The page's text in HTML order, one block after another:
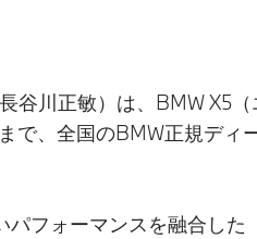
谷川正敏）は、BMW X5
で、全国のBMW正規デ
フォーマンスを融合し